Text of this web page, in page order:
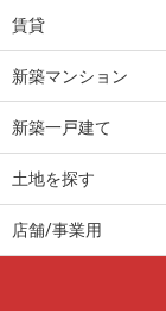
賃貸
新築マンション
新築一戸建て
土地を探す
店舗/事業用